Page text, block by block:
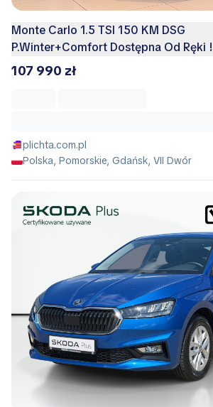
Monte Carlo 1.5 TSI 150 KM DSG
P.Winter+Comfort Dostępna Od Ręki !
107 990 zł
plichta.com.pl
Polska, Pomorskie, Gdańsk, VII Dwór